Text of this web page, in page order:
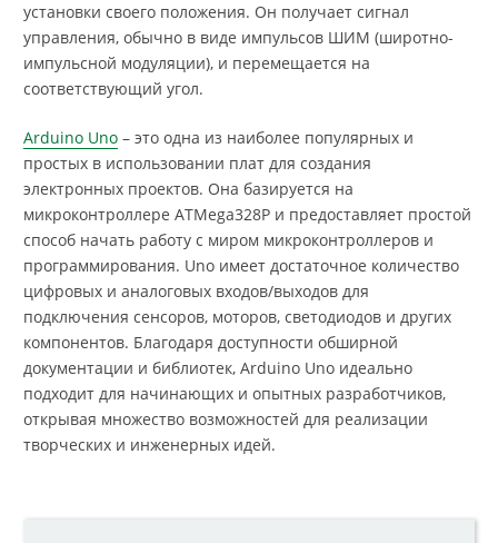
установки своего положения. Он получает сигнал
управления, обычно в виде импульсов ШИМ (широтно-
импульсной модуляции), и перемещается на
соответствующий угол.
Arduino Uno – это одна из наиболее популярных и
простых в использовании плат для создания
электронных проектов. Она базируется на
микроконтроллере ATMega328P и предоставляет простой
способ начать работу с миром микроконтроллеров и
программирования. Uno имеет достаточное количество
цифровых и аналоговых входов/выходов для
подключения сенсоров, моторов, светодиодов и других
компонентов. Благодаря доступности обширной
документации и библиотек, Arduino Uno идеально
подходит для начинающих и опытных разработчиков,
открывая множество возможностей для реализации
творческих и инженерных идей.